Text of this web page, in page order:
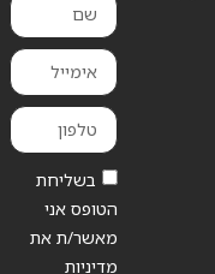
בשליחת
הטופס אני
מאשר/ת את
מדיניות